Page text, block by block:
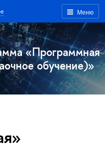
Меню
«Программная
обучение)»